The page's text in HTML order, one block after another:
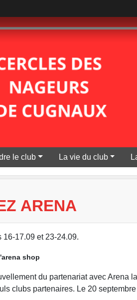
le club La vie du club
ARENA
16-17.09 et 23-24.09.
shop
du partenariat avec Arena
clubs partenaires. Le 20